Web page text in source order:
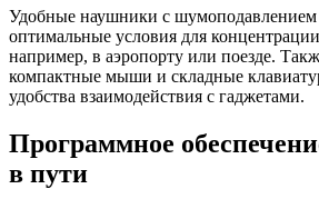
Удобные наушники с шумоподавлением
оптимальные условия для
например, в аэропорту или поезде.
компактные мыши и складные
удобства взаимодействия с гаджетами.
Программное
в пути